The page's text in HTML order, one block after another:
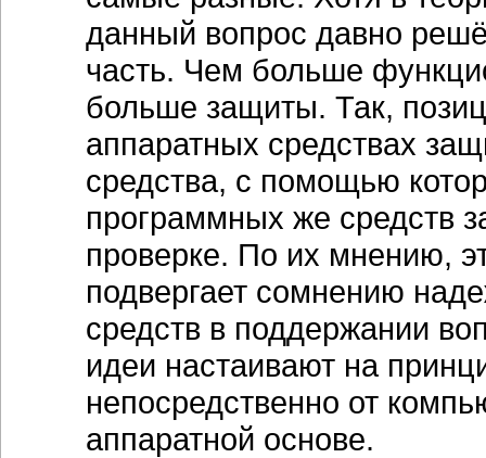
данный вопрос давно
часть. Чем больше
больше защиты. Так,
аппаратных средствах
средства, с помощью
программных же средств
проверке. По их мнению,
подвергает сомнению
средств в поддержании
идеи настаивают на
непосредственно от
аппаратной основе.